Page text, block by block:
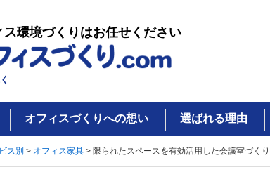
環境づくりはお任せください
オフィスづくりへの想い 選ばれる理由
ス別 > オフィス家具 > 限られたスペースを有効活用した会議室づくり